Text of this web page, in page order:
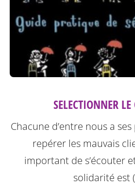
SELECTIONNER
Chacune d’entre nous a
repérer les mauvais
important de s’écouter
solidarité est